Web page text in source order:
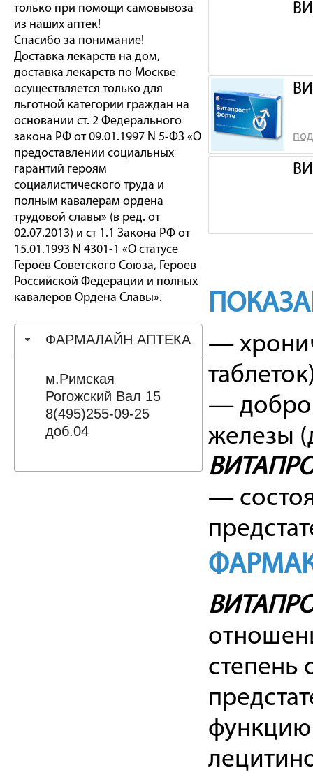
только при помощи самовывоза
из наших аптек!
Спасибо за понимание!
Доставка лекарств на дом,
доставка лекарств по Москве
осуществляется только для
льготной категории граждан на
основании ст. 2 Федерального
закона РФ от 09.01.1997 N 5-ФЗ «О
предоставлении социальных
гарантий героям
социалистического труда и
полным кавалерам ордена
трудовой славы» (в ред. от
02.07.2013) и ст 1.1 Закона РФ от
15.01.1993 N 4301-1 «О статусе
Героев Советского Союза, Героев
Российской Федерации и полных
кавалеров Ордена Славы».
ФАРМАЛАЙН АПТЕКА
м.Римская
Рогожский Вал 15
8(495)255-09-25
доб.04
—
—
железы
—
степень
функцию